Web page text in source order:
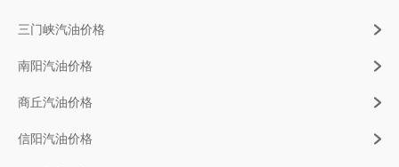
三门峡汽油价格
南阳汽油价格
商丘汽油价格
信阳汽油价格